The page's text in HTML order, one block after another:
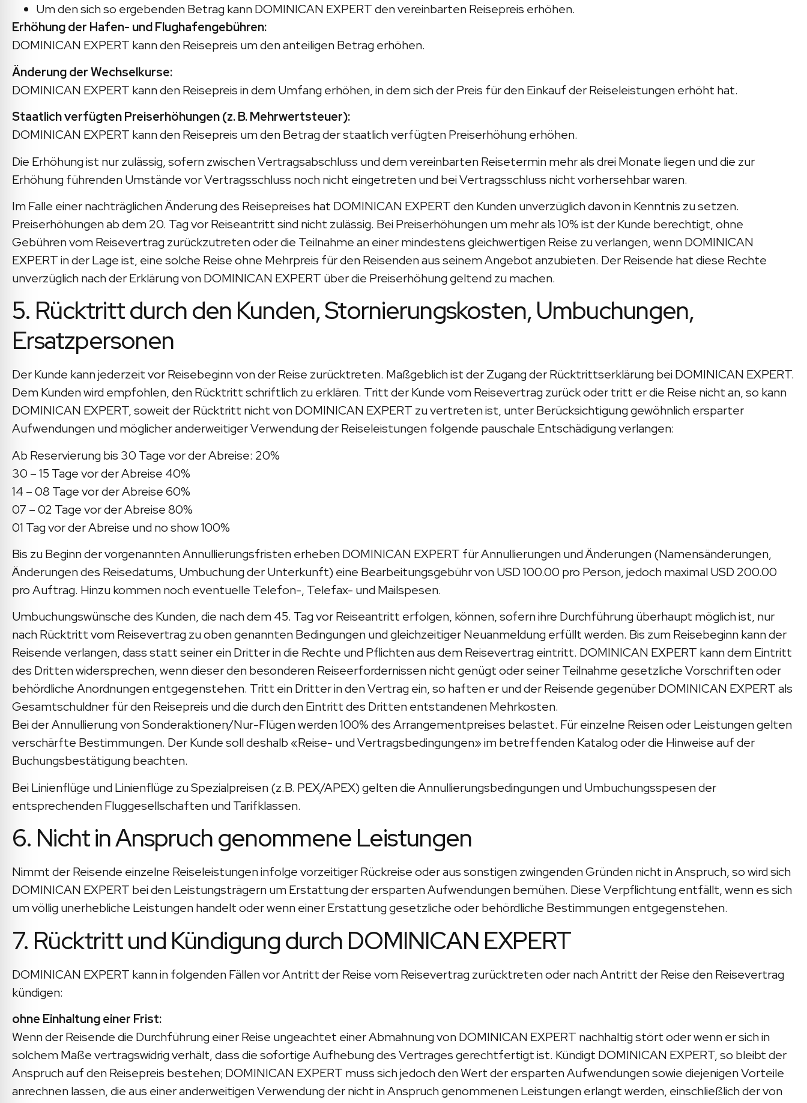
Um den sich so ergebenden Betrag kann DOMINICAN EXPERT den vereinbarten Reisepreis erhöhen.
Erhöhung der Hafen- und Flughafengebühren:
DOMINICAN EXPERT kann den Reisepreis um den anteiligen Betrag erhöhen.
Änderung der Wechselkurse:
DOMINICAN EXPERT kann den Reisepreis in dem Umfang erhöhen, in dem sich der Preis für den Einkauf der Reiseleistungen erhöht hat.
Staatlich verfügten Preiserhöhungen (z. B. Mehrwertsteuer):
DOMINICAN EXPERT kann den Reisepreis um den Betrag der staatlich verfügten Preiserhöhung erhöhen.
Die Erhöhung ist nur zulässig, sofern zwischen Vertragsabschluss und dem vereinbarten Reisetermin mehr als drei Monate liegen und die zur
Erhöhung führenden Umstände vor Vertragsschluss noch nicht eingetreten und bei Vertragsschluss nicht vorhersehbar waren.
Im Falle einer nachträglichen Änderung des Reisepreises hat DOMINICAN EXPERT den Kunden unverzüglich davon in Kenntnis zu setzen.
Preiserhöhungen ab dem 20. Tag vor Reiseantritt sind nicht zulässig. Bei Preiserhöhungen um mehr als 10% ist der Kunde berechtigt, ohne
Gebühren vom Reisevertrag zurückzutreten oder die Teilnahme an einer mindestens gleichwertigen Reise zu verlangen, wenn DOMINICAN
EXPERT in der Lage ist, eine solche Reise ohne Mehrpreis für den Reisenden aus seinem Angebot anzubieten. Der Reisende hat diese Rechte
unverzüglich nach der Erklärung von DOMINICAN EXPERT über die Preiserhöhung geltend zu machen.
5. Rücktritt durch den Kunden, Stornierungskosten, Umbuchungen,
Ersatzpersonen
Der Kunde kann jederzeit vor Reisebeginn von der Reise zurücktreten. Maßgeblich ist der Zugang der Rücktrittserklärung bei DOMINICAN EXPERT.
Dem Kunden wird empfohlen, den Rücktritt schriftlich zu erklären. Tritt der Kunde vom Reisevertrag zurück oder tritt er die Reise nicht an, so kann
DOMINICAN EXPERT, soweit der Rücktritt nicht von DOMINICAN EXPERT zu vertreten ist, unter Berücksichtigung gewöhnlich ersparter
Aufwendungen und möglicher anderweitiger Verwendung der Reiseleistungen folgende pauschale Entschädigung verlangen:
Ab Reservierung bis 30 Tage vor der Abreise: 20%
30 – 15 Tage vor der Abreise 40%
14 – 08 Tage vor der Abreise 60%
07 – 02 Tage vor der Abreise 80%
01 Tag vor der Abreise und no show 100%
Bis zu Beginn der vorgenannten Annullierungsfristen erheben DOMINICAN EXPERT für Annullierungen und Änderungen (Namensänderungen,
Änderungen des Reisedatums, Umbuchung der Unterkunft) eine Bearbeitungsgebühr von USD 100.00 pro Person, jedoch maximal USD 200.00
pro Auftrag. Hinzu kommen noch eventuelle Telefon-, Telefax- und Mailspesen.
Umbuchungswünsche des Kunden, die nach dem 45. Tag vor Reiseantritt erfolgen, können, sofern ihre Durchführung überhaupt möglich ist, nur
nach Rücktritt vom Reisevertrag zu oben genannten Bedingungen und gleichzeitiger Neuanmeldung erfüllt werden. Bis zum Reisebeginn kann der
Reisende verlangen, dass statt seiner ein Dritter in die Rechte und Pflichten aus dem Reisevertrag eintritt. DOMINICAN EXPERT kann dem Eintritt
des Dritten widersprechen, wenn dieser den besonderen Reiseerfordernissen nicht genügt oder seiner Teilnahme gesetzliche Vorschriften oder
behördliche Anordnungen entgegenstehen. Tritt ein Dritter in den Vertrag ein, so haften er und der Reisende gegenüber DOMINICAN EXPERT als
Gesamtschuldner für den Reisepreis und die durch den Eintritt des Dritten entstandenen Mehrkosten.
Bei der Annullierung von Sonderaktionen/Nur-Flügen werden 100% des Arrangementpreises belastet. Für einzelne Reisen oder Leistungen gelten
verschärfte Bestimmungen. Der Kunde soll deshalb «Reise- und Vertragsbedingungen» im betreffenden Katalog oder die Hinweise auf der
Buchungsbestätigung beachten.
Bei Linienflüge und Linienflüge zu Spezialpreisen (z.B. PEX/APEX) gelten die Annullierungsbedingungen und Umbuchungsspesen der
entsprechenden Fluggesellschaften und Tarifklassen.
6. Nicht in Anspruch genommene Leistungen
Nimmt der Reisende einzelne Reiseleistungen infolge vorzeitiger Rückreise oder aus sonstigen zwingenden Gründen nicht in Anspruch, so wird sich
DOMINICAN EXPERT bei den Leistungsträgern um Erstattung der ersparten Aufwendungen bemühen. Diese Verpflichtung entfällt, wenn es sich
um völlig unerhebliche Leistungen handelt oder wenn einer Erstattung gesetzliche oder behördliche Bestimmungen entgegenstehen.
7. Rücktritt und Kündigung durch DOMINICAN EXPERT
DOMINICAN EXPERT kann in folgenden Fällen vor Antritt der Reise vom Reisevertrag zurücktreten oder nach Antritt der Reise den Reisevertrag
kündigen:
ohne Einhaltung einer Frist:
Wenn der Reisende die Durchführung einer Reise ungeachtet einer Abmahnung von DOMINICAN EXPERT nachhaltig stört oder wenn er sich in
solchem Maße vertragswidrig verhält, dass die sofortige Aufhebung des Vertrages gerechtfertigt ist. Kündigt DOMINICAN EXPERT, so bleibt der
Anspruch auf den Reisepreis bestehen; DOMINICAN EXPERT muss sich jedoch den Wert der ersparten Aufwendungen sowie diejenigen Vorteile
anrechnen lassen, die aus einer anderweitigen Verwendung der nicht in Anspruch genommenen Leistungen erlangt werden, einschließlich der von